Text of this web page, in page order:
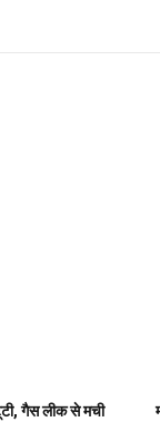
गैस लीक से मची